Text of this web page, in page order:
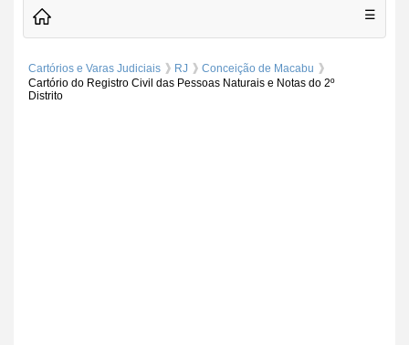
☰
Cartórios e Varas Judiciais RJ
Conceição de Macabu
Cartório do Registro Civil das Pessoas Naturais e Notas do 2º
Distrito